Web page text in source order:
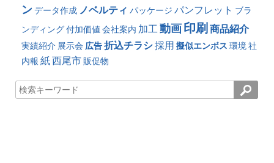
ンデータ作成 ノベルティ パッケージ パンフレット ブラ
ンディング付加価値 会社案内 加工動画印刷 商品紹介
実績紹介 展示会 広告折込チラシ採用 擬似エンボス 環境 社
内報 紙西尾市 販促物